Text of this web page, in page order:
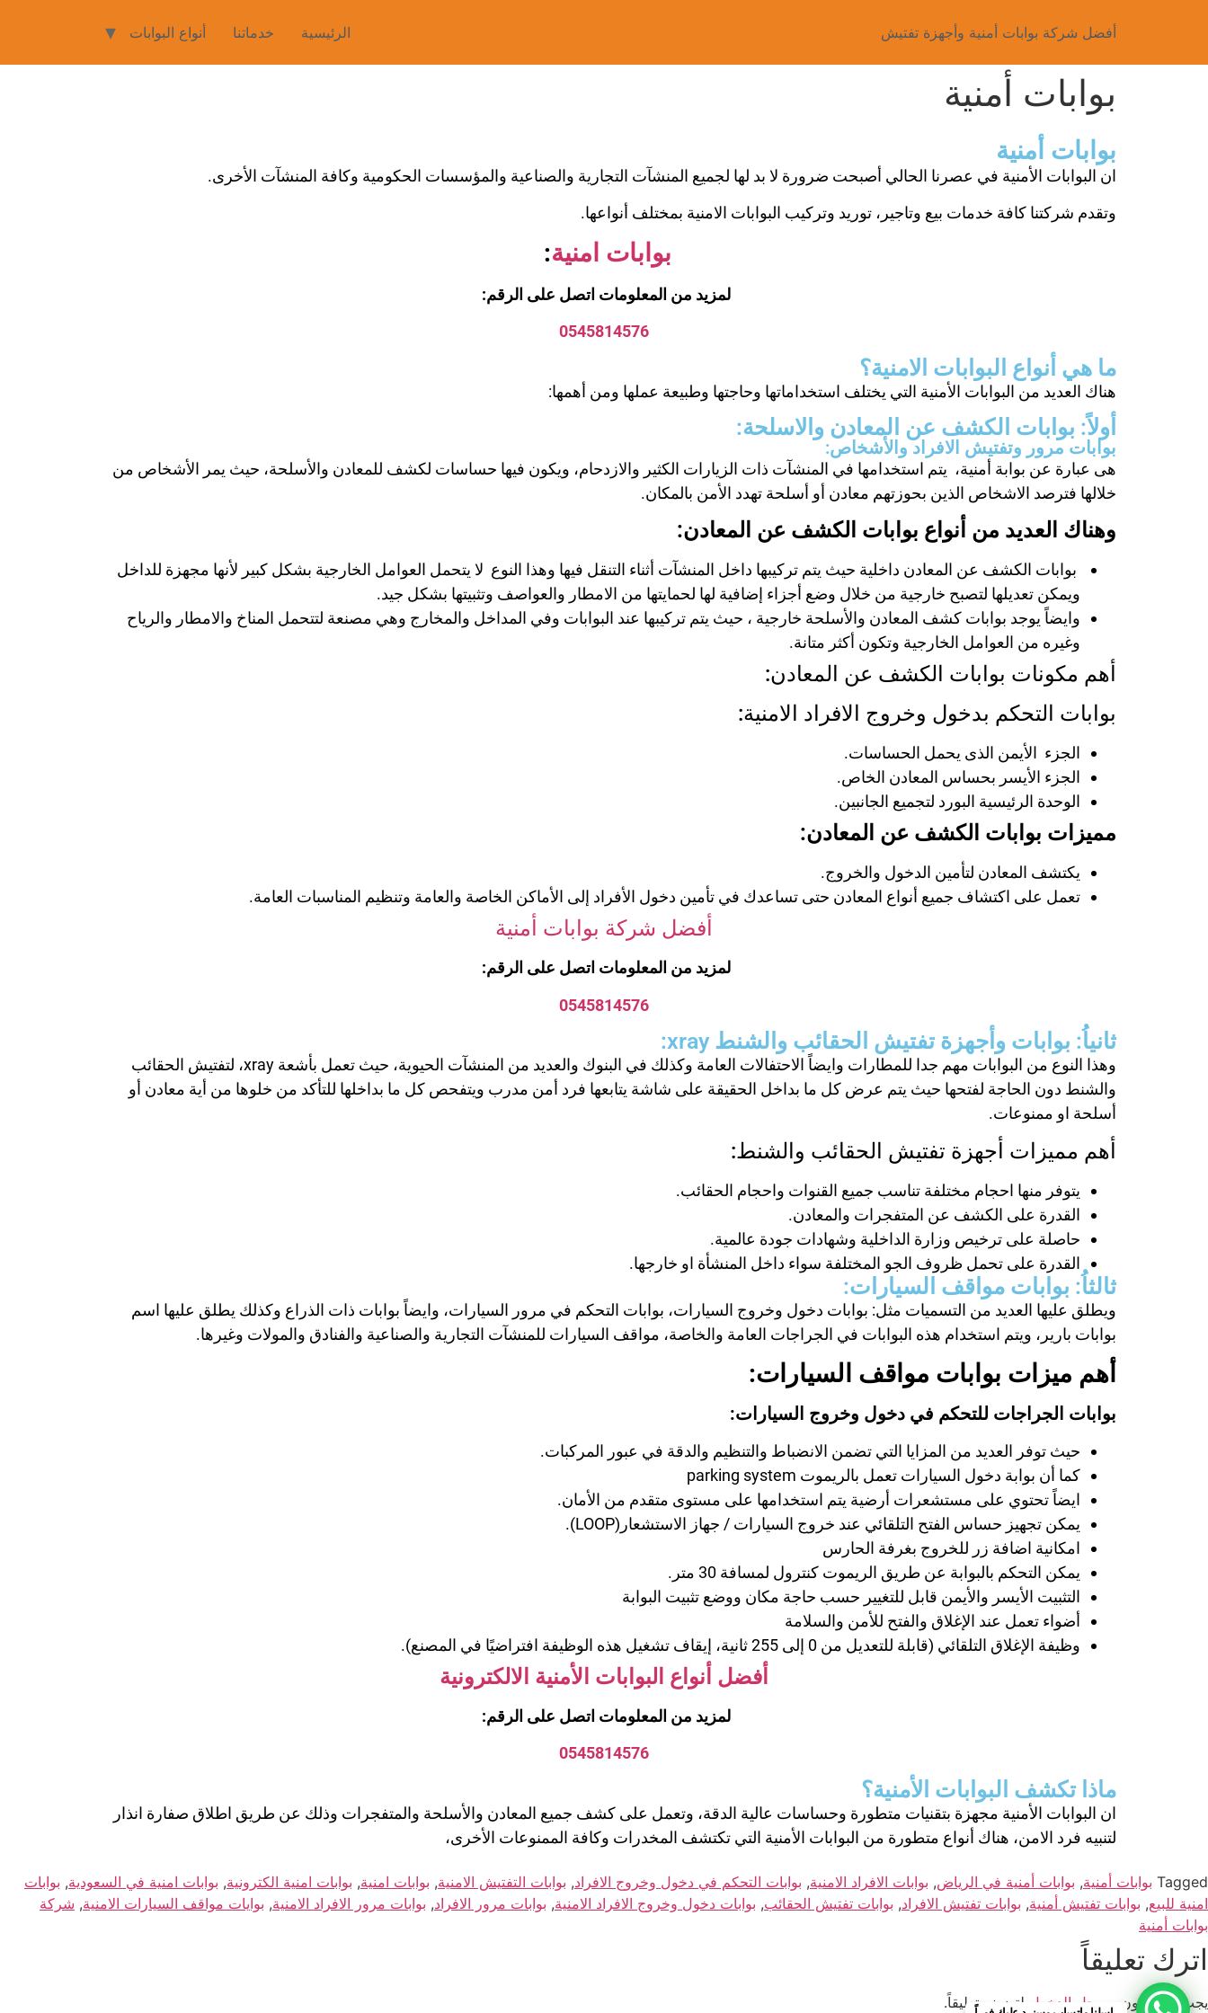
أفضل شركة بوابات أمنية وأجهزة تفتيش الرئيسية خدماتنا أنواع البوابات
بوابات أمنية
بوابات أمنية
ان البوابات الأمنية في عصرنا الحالي أصبحت ضرورة لا بد لها لجميع المنشآت التجارية والصناعية والمؤسسات الحكومية وكافة المنشآت الأخرى.
وتقدم شركتنا كافة خدمات بيع وتاجير، توريد وتركيب البوابات الامنية بمختلف أنواعها.
بوابات امنية:
لمزيد من المعلومات اتصل على الرقم:
0545814576
ما هي أنواع البوابات الامنية؟
هناك العديد من البوابات الأمنية التي يختلف استخداماتها وحاجتها وطبيعة عملها ومن أهمها:
أولاً: بوابات الكشف عن المعادن والاسلحة:
بوابات مرور وتفتيش الافراد والأشخاص:
هى عبارة عن بوابة أمنية، يتم استخدامها في المنشآت ذات الزيارات الكثير والازدحام، ويكون فيها حساسات لكشف للمعادن والأسلحة، حيث يمر الأشخاص من
خلالها فترصد الاشخاص الذين بحوزتهم معادن أو أسلحة تهدد الأمن بالمكان.
وهناك العديد من أنواع بوابات الكشف عن المعادن:
بوابات الكشف عن المعادن داخلية حيث يتم تركيبها داخل المنشآت أثناء التنقل فيها وهذا النوع لا يتحمل العوامل الخارجية بشكل كبير لأنها مجهزة للداخل
ويمكن تعديلها لتصبح خارجية من خلال وضع أجزاء إضافية لها لحمايتها من الامطار والعواصف وتثبيتها بشكل جيد.
وايضاً يوجد بوابات كشف المعادن والأسلحة خارجية ، حيث يتم تركيبها عند البوابات وفي المداخل والمخارج وهي مصنعة لتتحمل المناخ والامطار والرياح
وغيره من العوامل الخارجية وتكون أكثر متانة.
أهم مكونات بوابات الكشف عن المعادن:
بوابات التحكم بدخول وخروج الافراد الامنية:
الجزء الأيمن الذى يحمل الحساسات.
الجزء الأيسر بحساس المعادن الخاص.
الوحدة الرئيسية البورد لتجميع الجانبين.
مميزات بوابات الكشف عن المعادن:
يكتشف المعادن لتأمين الدخول والخروج.
تعمل على اكتشاف جميع أنواع المعادن حتى تساعدك في تأمين دخول الأفراد إلى الأماكن الخاصة والعامة وتنظيم المناسبات العامة.
أفضل شركة بوابات أمنية
لمزيد من المعلومات اتصل على الرقم:
0545814576
ثانياُ: بوابات وأجهزة تفتيش الحقائب والشنط xray:
وهذا النوع من البوابات مهم جدا للمطارات وايضاً الاحتفالات العامة وكذلك في البنوك والعديد من المنشآت الحيوية، حيث تعمل بأشعة xray، لتفتيش الحقائب
والشنط دون الحاجة لفتحها حيث يتم عرض كل ما بداخل الحقيقة على شاشة يتابعها فرد أمن مدرب ويتفحص كل ما بداخلها للتأكد من خلوها من أية معادن أو
أسلحة او ممنوعات.
أهم مميزات أجهزة تفتيش الحقائب والشنط:
يتوفر منها احجام مختلفة تناسب جميع القنوات واحجام الحقائب.
القدرة على الكشف عن المتفجرات والمعادن.
حاصلة على ترخيص وزارة الداخلية وشهادات جودة عالمية.
القدرة على تحمل ظروف الجو المختلفة سواء داخل المنشأة او خارجها.
ثالثاُ: بوابات مواقف السيارات:
ويطلق عليها العديد من التسميات مثل: بوابات دخول وخروج السيارات، بوابات التحكم في مرور السيارات، وايضاً بوابات ذات الذراع وكذلك يطلق عليها اسم
بوابات بارير، ويتم استخدام هذه البوابات في الجراجات العامة والخاصة، مواقف السيارات للمنشآت التجارية والصناعية والفنادق والمولات وغيرها.
أهم ميزات بوابات مواقف السيارات:
بوابات الجراجات للتحكم في دخول وخروج السيارات:
حيث توفر العديد من المزايا التي تضمن الانضباط والتنظيم والدقة في عبور المركبات.
كما أن بوابة دخول السيارات تعمل بالريموت parking system
ايضاً تحتوي على مستشعرات أرضية يتم استخدامها على مستوى متقدم من الأمان.
يمكن تجهيز حساس الفتح التلقائي عند خروج السيارات / جهاز الاستشعار(LOOP).
امكانية اضافة زر للخروج بغرفة الحارس
يمكن التحكم بالبوابة عن طريق الريموت كنترول لمسافة 30 متر.
التثبيت الأيسر والأيمن قابل للتغيير حسب حاجة مكان ووضع تثبيت البوابة
أضواء تعمل عند الإغلاق والفتح للأمن والسلامة
وظيفة الإغلاق التلقائي (قابلة للتعديل من 0 إلى 255 ثانية، إيقاف تشغيل هذه الوظيفة افتراضيًا في المصنع).
أفضل أنواع البوابات الأمنية الالكترونية
لمزيد من المعلومات اتصل على الرقم:
0545814576
ماذا تكشف البوابات الأمنية؟
ان البوابات الأمنية مجهزة بتقنيات متطورة وحساسات عالية الدقة، وتعمل على كشف جميع المعادن والأسلحة والمتفجرات وذلك عن طريق اطلاق صفارة انذار
لتنبيه فرد الامن، هناك أنواع متطورة من البوابات الأمنية التي تكتشف المخدرات وكافة الممنوعات الأخرى،
Tagged بوابات أمنية, بوابات أمنية في الرياض, بوابات الافراد الامنية, بوابات التحكم في دخول وخروج الافراد, بوابات التفتيش الامنية, بوابات امنية, بوابات امنية الكترونية, بوابات امنية في السعودية, بوابات
امنية للبيع, بوابات تفتيش أمنية, بوابات تفتيش الافراد, بوابات تفتيش الحقائب, بوابات دخول وخروج الافراد الامنية, بوابات مرور الافراد, بوابات مرور الافراد الامنية, بوايات مواقف السيارات الامنية, شركة
بوابات أمنية
اترك تعليقاً
يجب أنت تكون مسجل الدخول لتضيف تعليقاً.